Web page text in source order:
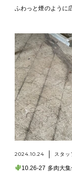
ふわっと煙のように
2024.10.24 スタッ
10.26-27 多肉大集